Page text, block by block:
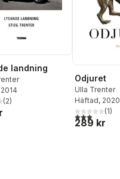
landning
2014
stjärnor. Totalt antal röster:
(2)
Odjuret
Ulla Trenter
Häftad, 2020
3,0utav 5(1)
289 kr